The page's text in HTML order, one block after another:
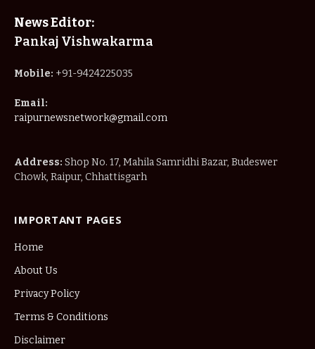
News Editor:
Pankaj Vishwakarma
Mobile: +91-9424225035
Email:
raipurnewsnetwork@gmail.com
Address: Shop No. 17, Mahila Samridhi Bazar, Budeswer
Chowk, Raipur, Chhattisgarh
IMPORTANT PAGES
Home
About Us
Privacy Policy
Terms & Conditions
Disclaimer